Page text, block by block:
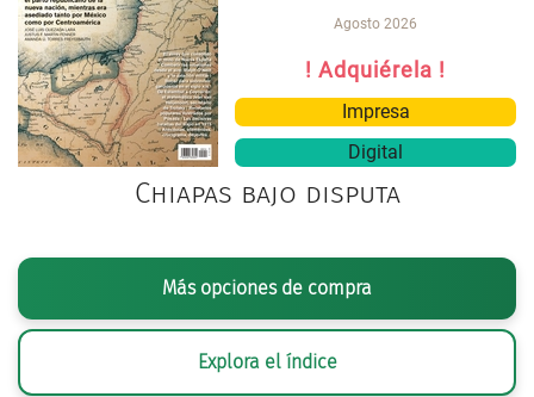
Agosto 2026
! Adquiérela !
Impresa
Digital
Chiapas bajo disputa
Más opciones de compra
Explora el índice